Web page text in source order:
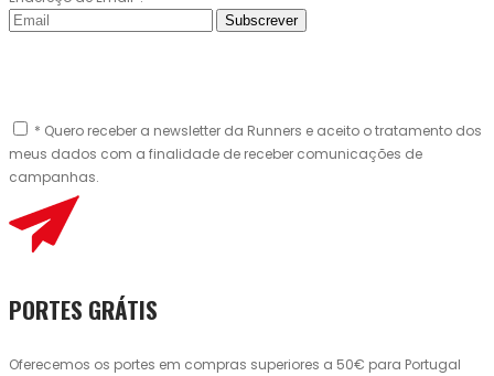
Subscrever
* Quero receber a newsletter da Runners e aceito o tratamento dos
meus dados com a finalidade de receber comunicações de
campanhas.
PORTES GRÁTIS
Oferecemos os portes em compras superiores a 50€ para Portugal